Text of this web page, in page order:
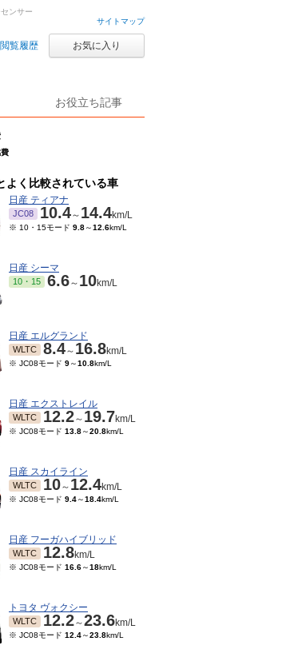
サイトマップ
閲覧履歴 お気に入り
お役立ち記事
ンサー
よく比較されている車
日産 ティアナ
JC08 10.4～ 14.4km/L
※ 10・15モード 9.8～12.6km/L
日産 シーマ
10・15 6.6～ 10km/L
日産 エルグランド
WLTC 8.4～ 16.8km/L
※ JC08モード 9～10.8km/L
日産 エクストレイル
WLTC 12.2～ 19.7km/L
※ JC08モード 13.8～20.8km/L
日産 スカイライン
WLTC 10～ 12.4km/L
※ JC08モード 9.4～18.4km/L
日産 フーガハイブリッド
WLTC 12.8km/L
※ JC08モード 16.6～18km/L
トヨタ ヴォクシー
WLTC 12.2～23.6km/L
※ JC08モード 12.4～23.8km/L